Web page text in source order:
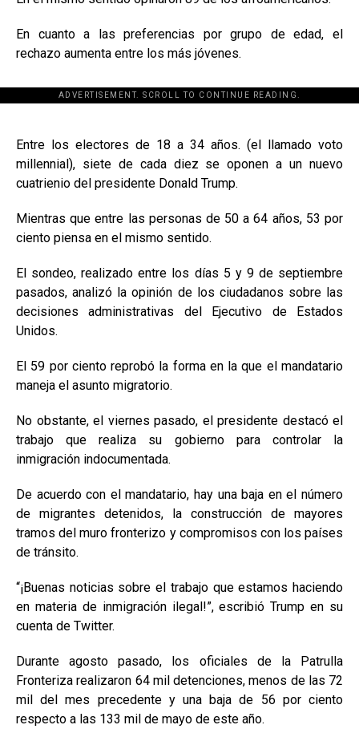
En cuanto a las preferencias por grupo de edad, el
rechazo aumenta entre los más jóvenes.
ADVERTISEMENT. SCROLL TO CONTINUE READING.
[adsforwp id="243463"]
Entre los electores de 18 a 34 años. (el llamado voto
millennial), siete de cada diez se oponen a un nuevo
cuatrienio del presidente Donald Trump.
Mientras que entre las personas de 50 a 64 años, 53 por
ciento piensa en el mismo sentido.
El sondeo, realizado entre los días 5 y 9 de septiembre
pasados, analizó la opinión de los ciudadanos sobre las
decisiones administrativas del Ejecutivo de Estados
Unidos.
El 59 por ciento reprobó la forma en la que el mandatario
maneja el asunto migratorio.
No obstante, el viernes pasado, el presidente destacó el
trabajo que realiza su gobierno para controlar la
inmigración indocumentada.
De acuerdo con el mandatario, hay una baja en el número
de migrantes detenidos, la construcción de mayores
tramos del muro fronterizo y compromisos con los países
de tránsito.
“¡Buenas noticias sobre el trabajo que estamos haciendo
en materia de inmigración ilegal!”, escribió Trump en su
cuenta de Twitter.
Durante agosto pasado, los oficiales de la Patrulla
Fronteriza realizaron 64 mil detenciones, menos de las 72
mil del mes precedente y una baja de 56 por ciento
respecto a las 133 mil de mayo de este año.